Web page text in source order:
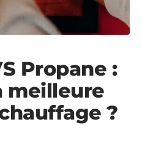
Propane :
meilleure
?